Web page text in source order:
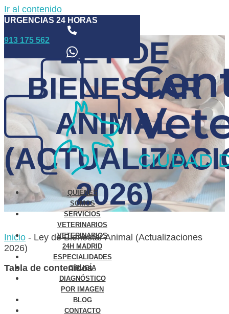
Ir al contenido
URGENCIAS 24 HORAS
913 175 562
QUIÉNES
SOMOS
SERVICIOS
VETERINARIOS
VETERINARIOS
24H MADRID
ESPECIALIDADES
CIRUGÍA
DIAGNÓSTICO
POR IMAGEN
BLOG
CONTACTO
LEY DE
BIENESTAR
ANIMAL
2026)
Inicio - Ley de Bienestar Animal (Actualizaciones
2026)
Tabla de contenidos